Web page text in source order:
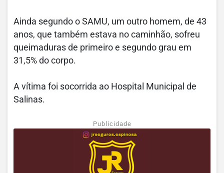
Ainda segundo o SAMU, um outro homem, de 43
anos, que também estava no caminhão, sofreu
queimaduras de primeiro e segundo grau em
31,5% do corpo.
A vítima foi socorrida ao Hospital Municipal de
Salinas.
Publicidade